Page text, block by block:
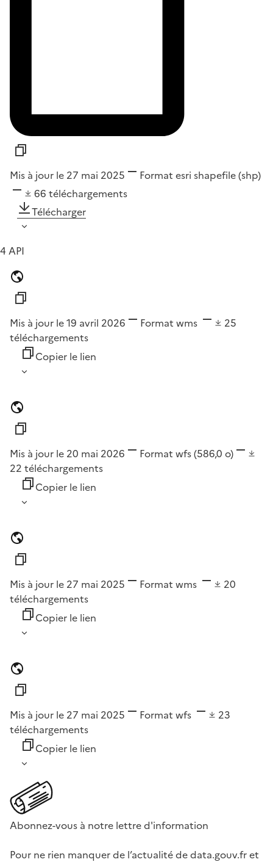
Mis à jour le 27 mai 2025 Format esri shapefile (shp)
66 téléchargements
Télécharger
4 API
Mis à jour le 19 avril 2026 Format wms
25
téléchargements
Copier le lien
Mis à jour le 20 mai 2026 Format wfs(586,0 o)
22 téléchargements
Copier le lien
Mis à jour le 27 mai 2025 Format wms
20
téléchargements
Copier le lien
Mis à jour le 27 mai 2025 Format wfs
23
téléchargements
Copier le lien
Abonnez-vous à notre lettre d'information
Pour ne rien manquer de l’actualité de data.gouv.fr et